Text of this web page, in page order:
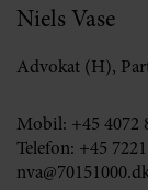
Niels Vase
Advokat (H),
Mobil: +45 4072
Telefon: +45